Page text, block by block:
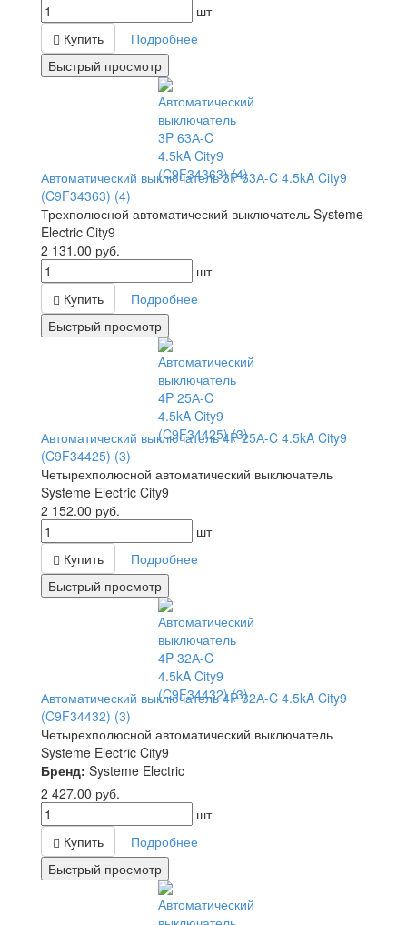
шт
Купить
Подробнее
Быстрый просмотр
Автоматический выключатель 3P 63А-C 4.5kA City9
(C9F34363) (4)
Трехполюсной автоматический выключатель Systeme
Electric City9
2 131.00 руб.
шт
Купить
Подробнее
Быстрый просмотр
Автоматический выключатель 4P 25А-C 4.5kA City9
(C9F34425) (3)
Четырехполюсной автоматический выключатель
Systeme Electric City9
2 152.00 руб.
шт
Купить
Подробнее
Быстрый просмотр
Автоматический выключатель 4P 32А-C 4.5kA City9
(C9F34432) (3)
Четырехполюсной автоматический выключатель
Systeme Electric City9
Бренд: Systeme Electric
2 427.00 руб.
шт
Купить
Подробнее
Быстрый просмотр